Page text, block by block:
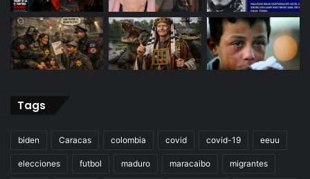
Tags
biden Caracas colombia covid covid-19 eeuu
elecciones futbol maduro maracaibo migrantes